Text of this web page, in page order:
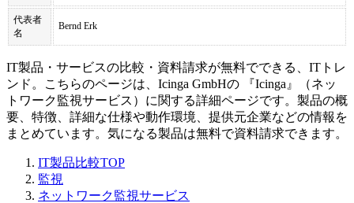
代表者
名
Bernd Erk
IT製品・サービスの比較・資料請求が無料でできる、ITトレ
ンド。こちらのページは、 Icinga GmbHの 『Icinga 』（ネッ
トワーク監視サービス ）に関する詳細ページです。製品の概
要、特徴、詳細な仕様や動作環境、提供元企業などの情報を
まとめています。気になる製品は無料で資料請求できます。
IT製品比較TOP
監視
ネットワーク監視サービス